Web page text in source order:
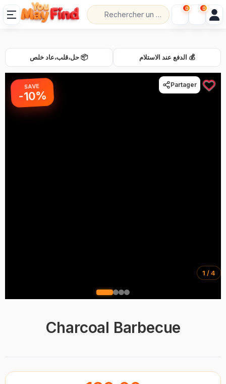
Charcoal Barbecue
📦 حل،قلب،عاد خلص 💰 الدفع عند الاستلام
SAVE
-10%
1 / 4
Partager
0 0